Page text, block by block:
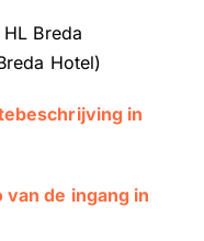
Breda
Hotel)
in
de ingang in